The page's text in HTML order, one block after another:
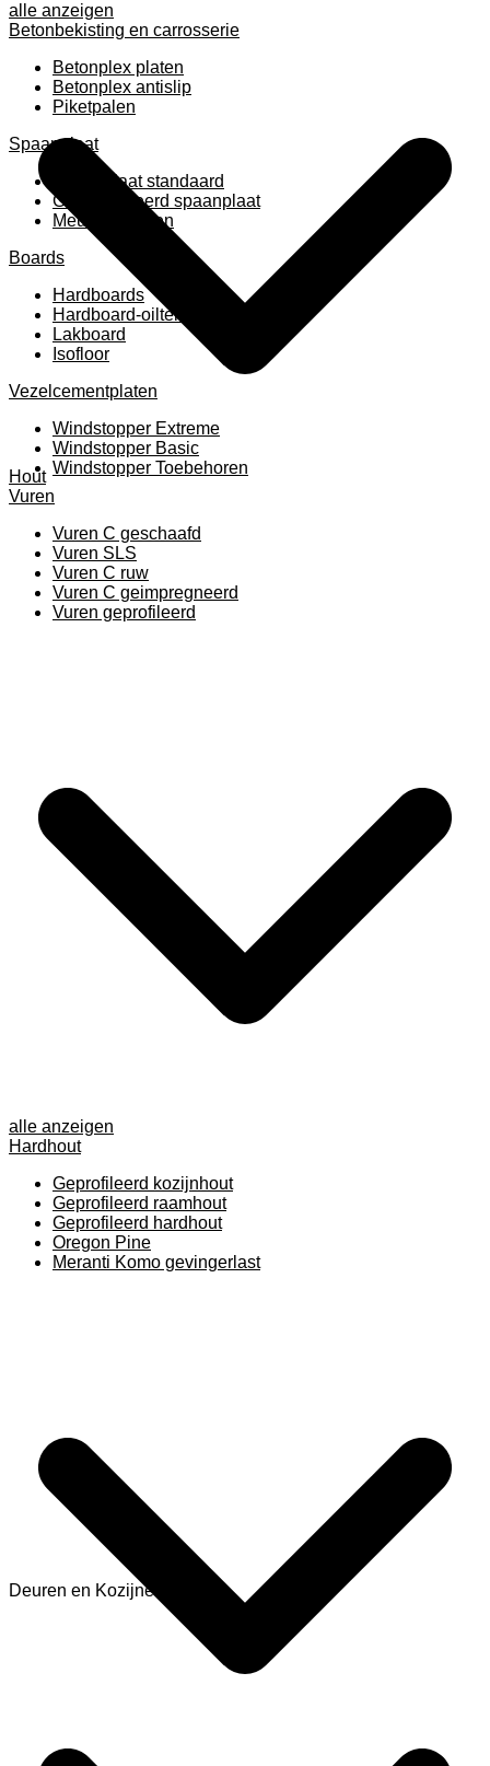
alle anzeigen
Betonbekisting en carrosserie
Betonplex platen
Betonplex antislip
Piketpalen
Spaanplaat
Spaanplaat standaard
Geplastificeerd spaanplaat
Meubelpanelen
Boards
Hardboards
Hardboard-oiltemperated
Lakboard
Isofloor
Vezelcementplaten
Windstopper Extreme
Windstopper Basic
Windstopper Toebehoren
Hout
Vuren
Vuren C geschaafd
Vuren SLS
Vuren C ruw
Vuren C geimpregneerd
Vuren geprofileerd
alle anzeigen
Hardhout
Geprofileerd kozijnhout
Geprofileerd raamhout
Geprofileerd hardhout
Oregon Pine
Meranti Komo gevingerlast
Deuren en Kozijnen